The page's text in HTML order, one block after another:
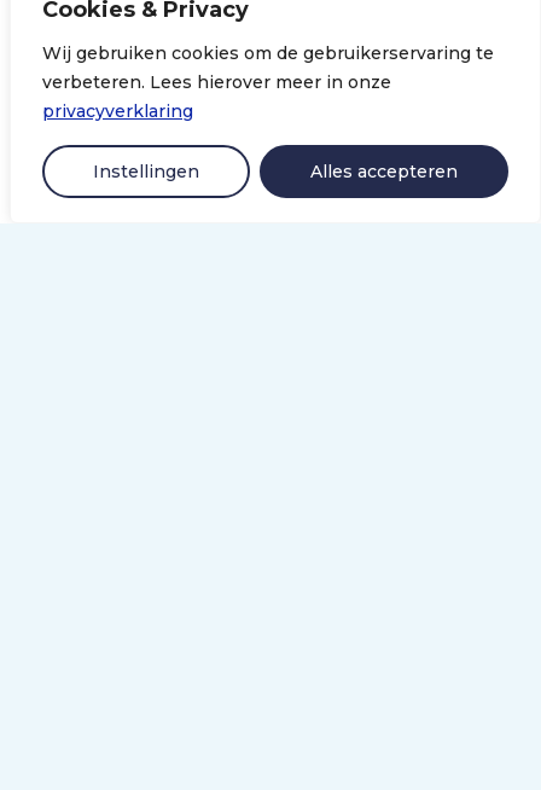
Cookies & Privacy
Wij gebruiken cookies om de gebruikerservaring te
verbeteren. Lees hierover meer in onze
privacyverklaring
Instellingen Alles accepteren
Nederlandse Vereniging van Revalidatieartsen
wel bekend als Netherlands Society of Rehabilitation
Medicine, kortweg NSRM), de landelijke
wetenschappelijke vereniging van artsen die als
Registratiecommissie Geneeskundig Specialisten (RGS).